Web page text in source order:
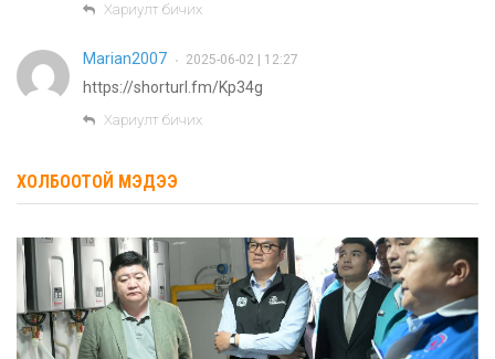
Хариулт бичих
Marian2007 • 2025-06-02 | 12:27
https://shorturl.fm/Kp34g
Хариулт бичих
ХОЛБООТОЙ МЭДЭЭ